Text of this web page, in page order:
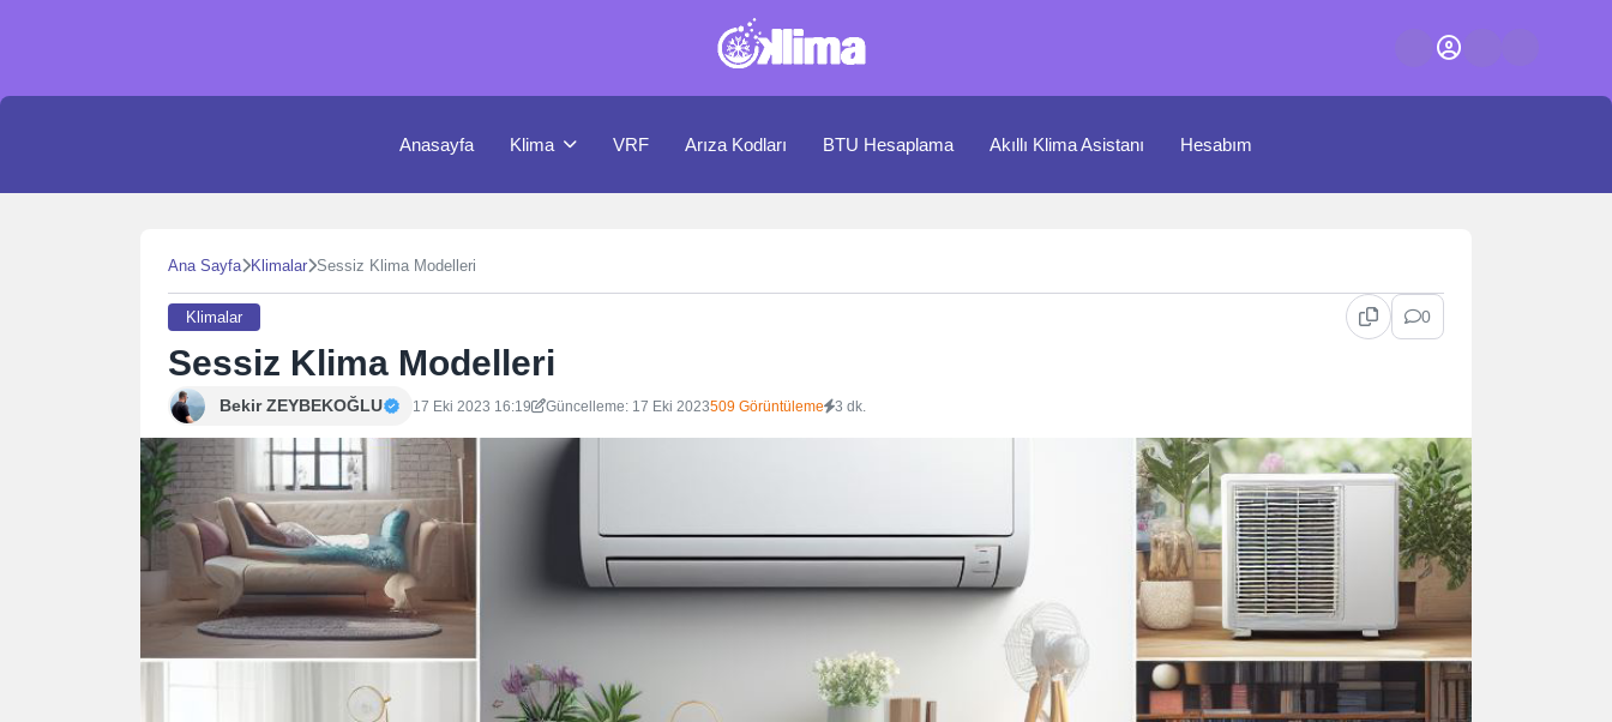
Anasayfa Klima VRF Arıza Kodları BTU Hesaplama Akıllı Klima Asistanı Hesabım
Ana Sayfa Klimalar Sessiz Klima Modelleri
Klimalar 0
Sessiz Klima Modelleri
Bekir ZEYBEKOĞLU 17 Eki 2023 16:19 Güncelleme: 17 Eki 2023509 Görüntüleme 3 dk.